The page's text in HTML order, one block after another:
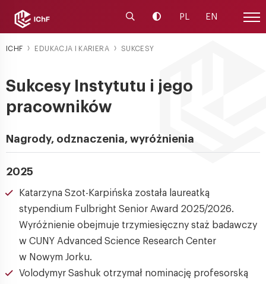
Uruchom wyszukiwarkę
Zmień kontrast
PL EN
ICHF EDUKACJA I KARIERA SUKCESY
Sukcesy Instytutu i jego
pracowników
Nagrody, odznaczenia, wyróżnienia
2025
Katarzyna Szot-Karpińska została laureatką
stypendium Fulbright Senior Award 2025/2026.
Wyróżnienie obejmuje trzymiesięczny staż badawczy
w CUNY Advanced Science Research Center
w Nowym Jorku.
Volodymyr Sashuk otrzymał nominację profesorską